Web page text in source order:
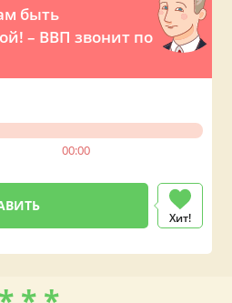
быть
– ВВП звонит по
00:00
Хит!